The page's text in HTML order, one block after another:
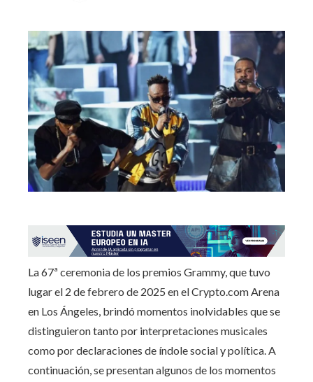
La 67ª ceremonia de los premios Grammy, que tuvo
lugar el 2 de febrero de 2025 en el Crypto.com Arena
en Los Ángeles, brindó momentos inolvidables que se
distinguieron tanto por interpretaciones musicales
como por declaraciones de índole social y política. A
continuación, se presentan algunos de los momentos